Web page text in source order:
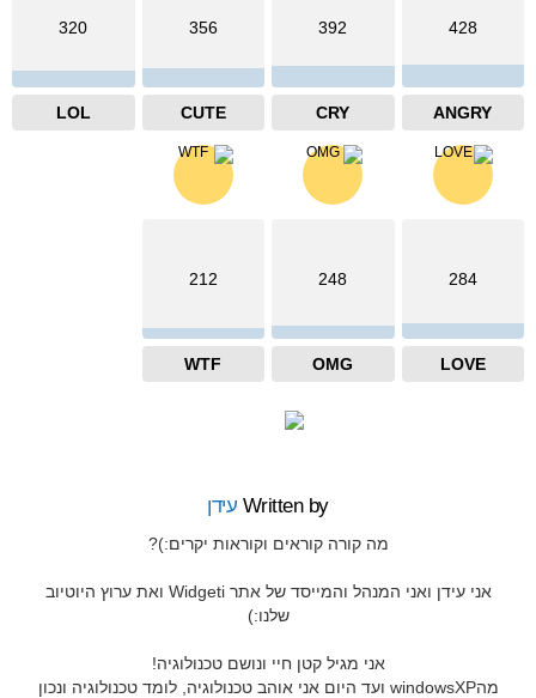
428
ANGRY
392
CRY
356
CUTE
320
LOL
284
LOVE
248
OMG
212
WTF
Written by עידן
מה קורה קוראים וקוראות יקרים:)?
אני עידן ואני המנהל והמייסד של אתר Widgeti ואת ערוץ היוטיוב
שלנו:)
אני מגיל קטן חיי ונושם טכנולוגיה!
מהwindowsXP ועד היום אני אוהב טכנולוגיה, לומד טכנולוגיה ונכון